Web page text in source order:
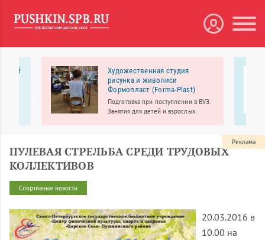
Художественная студия
рисунка и живописи
Формопласт (Forma-Plast)
Подготовка при поступлении в ВУЗ.
Занятия для детей и взрослых.
ПУЛЕВАЯ СТРЕЛЬБА СРЕДИ ТРУДОВЫХ
КОЛЛЕКТИВОВ
Спортивные новости
20.03.2016 в
10.00 на
Реклама